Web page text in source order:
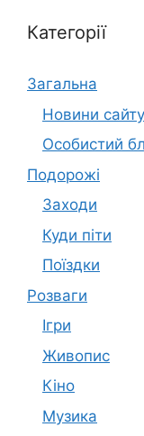
Категорії
Загальна
Новини сайту
Особистий
Подорожі
Заходи
Куди піти
Поїздки
Розваги
Ігри
Живопис
Кіно
Музика